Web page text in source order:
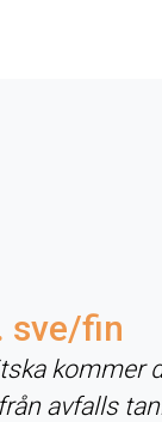
sve/fin
kommer
avfalls